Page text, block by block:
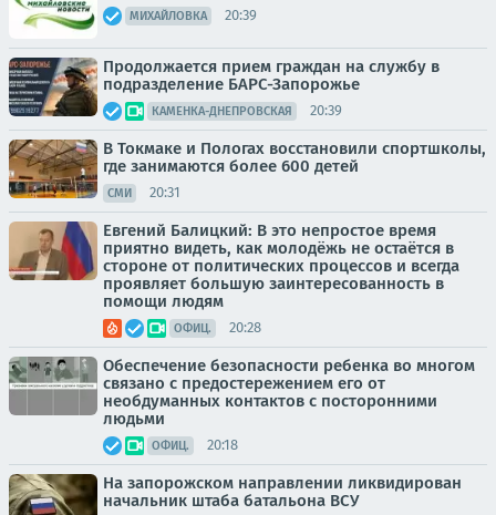
МИХАЙЛОВКА 20:39
Продолжается прием граждан на службу в
подразделение БАРС-Запорожье
КАМЕНКА-ДНЕПРОВСКАЯ 20:39
В Токмаке и Пологах восстановили спортшколы,
где занимаются более 600 детей
СМИ 20:31
Евгений Балицкий: В это непростое время
приятно видеть, как молодёжь не остаётся в
стороне от политических процессов и всегда
проявляет большую заинтересованность в
помощи людям
ОФИЦ. 20:28
Обеспечение безопасности ребенка во многом
связано с предостережением его от
необдуманных контактов с посторонними
людьми
ОФИЦ. 20:18
На запорожском направлении ликвидирован
начальник штаба батальона ВСУ